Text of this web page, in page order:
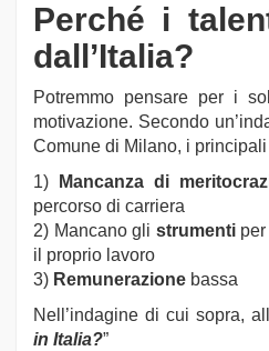
Perché i
dall’Italia?
Potremmo pensare per i
motivazione. Secondo
Comune di Milano, i
1)
Mancanza di
percorso di carriera
2) Mancano gli strumentiper
il proprio lavoro
3) Remunerazione bassa
Nell’indagine di cui sopra,
in Italia?”